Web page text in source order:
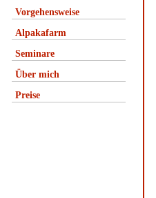
Vorgehensweise
Alpakafarm
Seminare
Über mich
Preise